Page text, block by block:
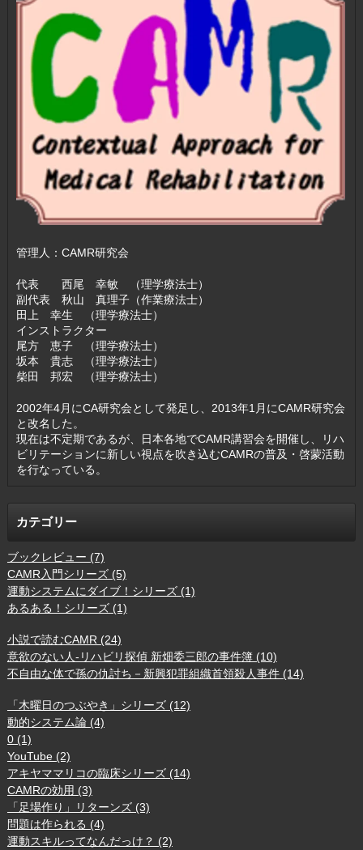
管理人：CAMR研究会
代表 西尾 幸敏 （理学療法士）
副代表 秋山 真理子（作業療法士）
田上 幸生 （理学療法士）
インストラクター
尾方 恵子 （理学療法士）
坂本 貴志 （理学療法士）
柴田 邦宏 （理学療法士）
2002年4月にCA研究会として発足し、2013年1月にCAMR研究会
と改名した。
現在は不定期であるが、日本各地でCAMR講習会を開催し、リハ
ビリテーションに新しい視点を吹き込むCAMRの普及・啓蒙活動
を行なっている。
カテゴリー
ブックレビュー (7)
CAMR入門シリーズ (5)
運動システムにダイブ！シリーズ (1)
あるある！シリーズ (1)
小説で読むCAMR (24)
意欲のない人-リハビリ探偵 新畑委三郎の事件簿 (10)
不自由な体で孫の仇討ち－新興犯罪組織首領殺人事件 (14)
「木曜日のつぶやき」シリーズ (12)
動的システム論 (4)
0 (1)
YouTube (2)
アキヤママリコの臨床シリーズ (14)
CAMRの効用 (3)
「足場作り」リターンズ (3)
問題は作られる (4)
運動スキルってなんだっけ？ (2)